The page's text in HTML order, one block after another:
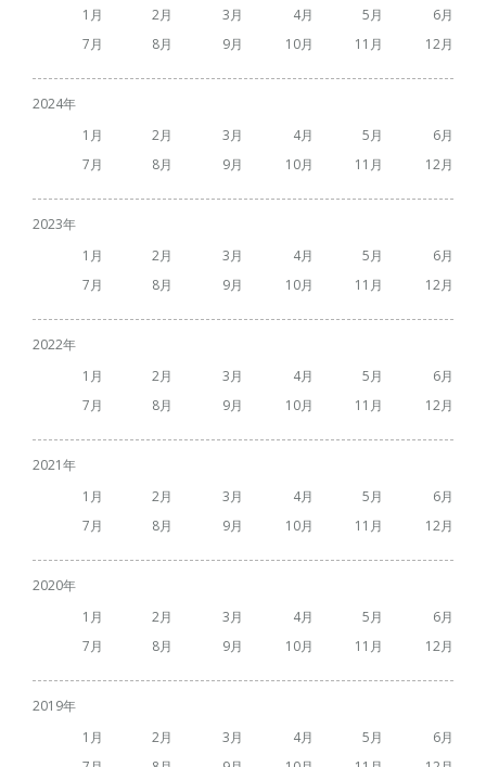
1
2 3 4 5
6
7
8 9 10 11 12
2024
1
2 3 4 5
6
7
8 9 10 11 12
2023
1
2 3 4 5
6
7
8 9 10 11 12
2022
1
2 3 4 5
6
7
8 9 10 11 12
2021
1
2 3 4 5
6
7
8 9 10 11 12
2020
1
2 3 4 5
6
7
8 9 10 11 12
2019
1
2 3 4 5
6